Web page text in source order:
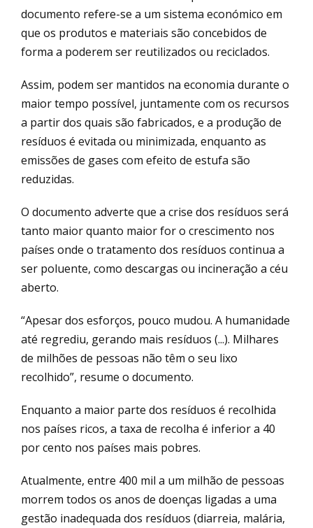
documento refere-se a um sistema económico em
que os produtos e materiais são concebidos de
forma a poderem ser reutilizados ou reciclados.
Assim, podem ser mantidos na economia durante o
maior tempo possível, juntamente com os recursos
a partir dos quais são fabricados, e a produção de
resíduos é evitada ou minimizada, enquanto as
emissões de gases com efeito de estufa são
reduzidas.
O documento adverte que a crise dos resíduos será
tanto maior quanto maior for o crescimento nos
países onde o tratamento dos resíduos continua a
ser poluente, como descargas ou incineração a céu
aberto.
“Apesar dos esforços, pouco mudou. A humanidade
até regrediu, gerando mais resíduos (...). Milhares
de milhões de pessoas não têm o seu lixo
recolhido”, resume o documento.
Enquanto a maior parte dos resíduos é recolhida
nos países ricos, a taxa de recolha é inferior a 40
por cento nos países mais pobres.
Atualmente, entre 400 mil a um milhão de pessoas
morrem todos os anos de doenças ligadas a uma
gestão inadequada dos resíduos (diarreia, malária,